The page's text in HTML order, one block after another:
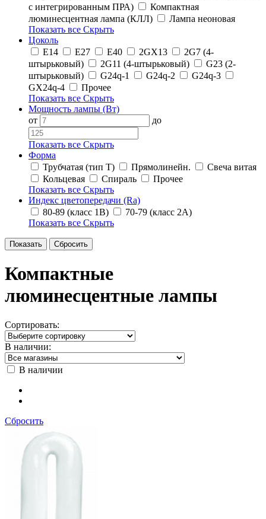
с интегрированным ПРА)
Компактная
люминесцентная лампа (КЛЛ)
Лампа неоновая
Показать все Скрыть
Цоколь
E14
E27 E40 2GX13
2G7 (4-
штырьковый)
2G11 (4-штырьковый)
G23 (2-
штырьковый)
G24q-1 G24q-2
G24q-3
GX24q-4
Прочее
Показать все Скрыть
Мощность лампы (Вт)
от
до
Показать все Скрыть
Форма
Трубчатая (тип T)
Прямолинейн.
Свеча витая
Кольцевая
Спираль
Прочее
Показать все Скрыть
Индекс цветопередачи (Ra)
80-89 (класс 1B)
70-79 (класс 2A)
Показать все Скрыть
Компактные
люминесцентные лампы
Сортировать:
В наличии:
В наличии
Сбросить